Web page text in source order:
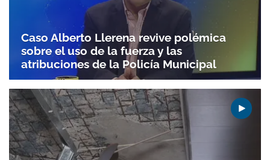
Caso Alberto Llerena revive polémica
sobre el uso de la fuerza y las
atribuciones de la Policía Municipal